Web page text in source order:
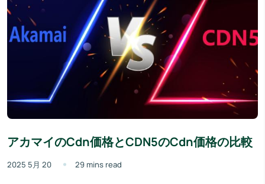
アカマイのCdn価格とCDN5のCdn価格の比較
2025 5月 20 29 mins read